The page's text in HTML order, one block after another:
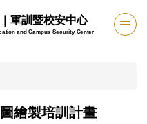
軍訓暨校安中心
and Campus Security Center
繪製培訓計畫